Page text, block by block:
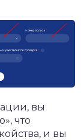
вы
что
и вы